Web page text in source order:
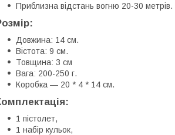
Приблизна відстань вогню 20-30 метрів.
Довжина: 14 см.
Вістота: 9 см.
Товщина: 3 см
Вага: 200-250 г.
Коробка — 20 * 4 * 14 см.
1 пістолет,
1 набір кульок,